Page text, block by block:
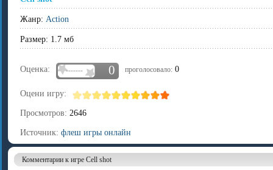
Жанр: Action
Размер: 1.7 мб
Оценка: ------- 0 проголосовало: 0
Оцени игру:
Просмотров: 2646
Источник: флеш игры онлайн
Комментарии к игре Cell shot